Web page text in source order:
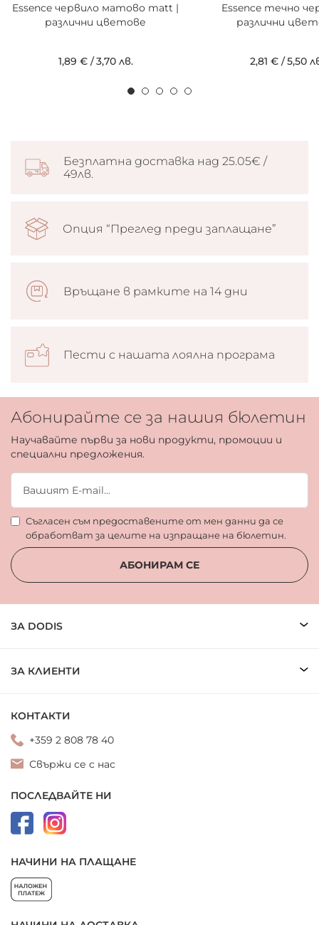
Essence червило матово matt |
различни цветове
1,89 €/3,70 лв.
Essence течно
различни
2,81 € /5,50
Безплатна доставка над 25.05€ /
49лв.
Опция “Преглед преди заплащане”
Връщане в рамките на 14 дни
Пести с нашата лоялна програма
Абонирайте се за нашия бюлетин
Научавайте първи за нови продукти, промоции и
специални предложения.
Съгласен съм предоставените от мен данни да се
обработват за целите на изпращане на бюлетин.
АБОНИРАМ СЕ
ЗА DODIS
ЗА КЛИЕНТИ
КОНТАКТИ
+359 2 808 78 40
Свържи се с нас
ПОСЛЕДВАЙТЕ НИ
НАЧИНИ НА ПЛАЩАНЕ